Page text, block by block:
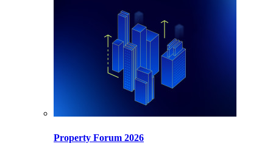
Property Forum 2026